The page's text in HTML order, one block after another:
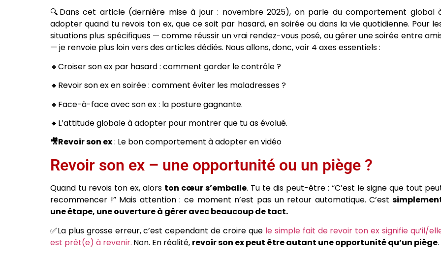
🔍Dans cet article (dernière mise à jour : novembre 2025), on parle du comportement global
adopter quand tu revois ton ex, que ce soit par hasard, en soirée ou dans la vie quotidienne. Pour
situations plus spécifiques — comme réussir un vrai rendez-vous posé, ou gérer une soirée entre
— je renvoie plus loin vers des articles dédiés. Nous allons, donc, voir 4 axes essentiels :
🔸Croiser son ex par hasard : comment garder le contrôle ?
🔸Revoir son ex en soirée : comment éviter les maladresses ?
🔸Face-à-face avec son ex : la posture gagnante.
🔸L’attitude globale à adopter pour montrer que tu as évolué.
🎥Revoir son ex: Le bon comportement à adopter en vidéo
Revoir son ex – une opportunité ou un piège ?
Quand tu revois ton ex, alors ton cœur s’emballe. Tu te dis peut-être : “C’est le signe que tout
recommencer !” Mais attention : ce moment n’est pas un retour automatique. C’est
une étape, une ouverture à gérer avec beaucoup de tact.
✅La plus grosse erreur, c’est cependant de croire que le simple fait de revoir ton ex signifie qu’il/
est prêt(e) à revenir. Non. En réalité, revoir son ex peut être autant une opportunité qu’un piège.